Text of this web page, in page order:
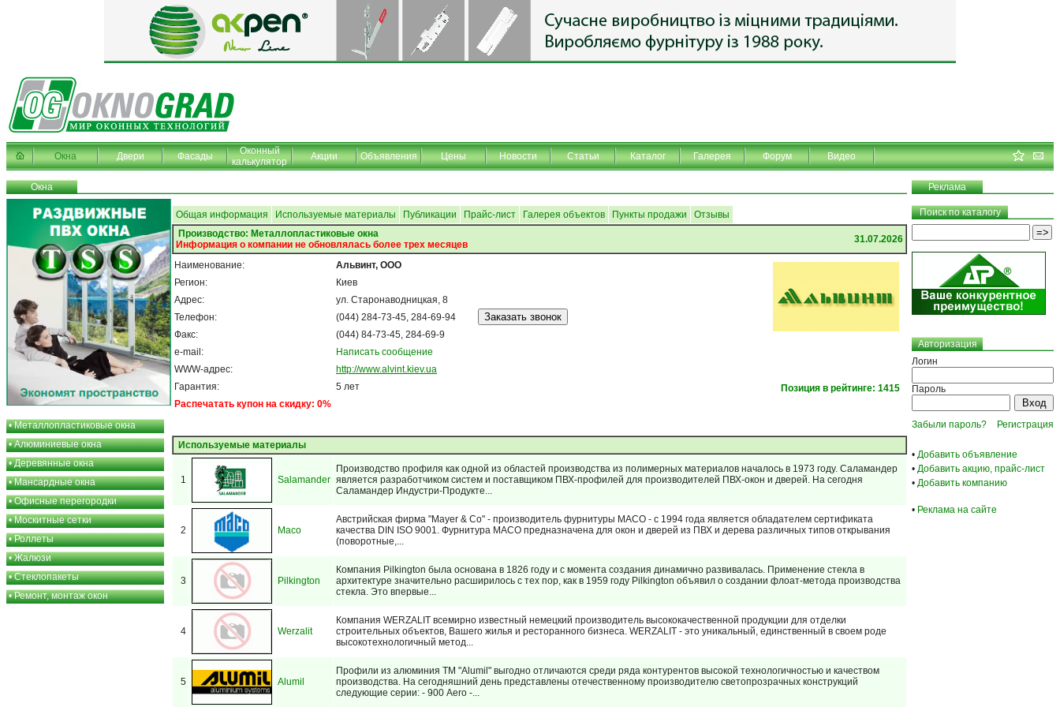
Окна Двери Фасады
Оконный
калькулятор
Акции Объявления Цены Новости Статьи Каталог Галерея Форум Видео
Окна Реклама
•Металлопластиковые окна
•Алюминиевые окна
•Деревянные окна
•Мансардные окна
•Офисные перегородки
•Москитные сетки
•Роллеты
•Жалюзи
•Стеклопакеты
•Ремонт, монтаж окон
Общая информация Используемые материалы Публикации Прайс-лист Галерея объектов Пункты продажи
Отзывы
Производство: Металлопластиковые окна
Информация о компании не обновлялась более трех месяцев
31.07.2026
Наименование:
Регион:
Адрес:
Телефон:
Факс:
e-mail:
WWW-адрес:
Гарантия:
Распечатать купон на скидку: 0%
Альвинт, ООО
Киев
ул. Старонаводницкая, 8
(044) 284-73-45, 284-69-94
(044) 84-73-45, 284-69-9
Написать сообщение
http://www.alvint.kiev.ua
5 лет
Позиция в рейтинге: 1415
Используемые материалы
1 Salamander
Производство профиля как одной из областей производства из полимерных материалов началось в 1973 году. Саламандер
является разработчиком систем и поставщиком ПВХ-профилей для производителей ПВХ-окон и дверей. На сегодня
Саламандер Индустри-Продукте...
2 Maco
Австрийская фирма "Mayer & Co" - производитель фурнитуры MACO - с 1994 года является обладателем сертификата
качества DIN ISO 9001. Фурнитура MACO предназначена для окон и дверей из ПВХ и дерева различных типов открывания
(поворотные,...
3 Pilkington
Компания Pilkington была основана в 1826 году и с момента создания динамично развивалась. Применение стекла в
архитектуре значительно расширилось с тех пор, как в 1959 году Pilkington объявил о создании флоат-метода производства
стекла. Это впервые...
4 Werzalit
Компания WERZALIT всемирно известный немецкий производитель высококачественной продукции для отделки
строительных объектов, Вашего жилья и ресторанного бизнеса. WERZALIT - это уникальный, единственный в своем роде
высокотехнологичный метод...
5 Alumil
Профили из алюминия ТМ "Alumil" выгодно отличаются среди ряда контурентов высокой технологичностью и качеством
производства. На сегодняшний день представлены отечественному производителю светопрозрачных конструкций
следующие серии: - 900 Aero -...
Поиск по каталогу
Авторизация
Логин
Пароль
Забыли пароль? Регистрация
• Добавить объявление
• Добавить акцию, прайс-лист
• Добавить компанию
• Реклама на сайте